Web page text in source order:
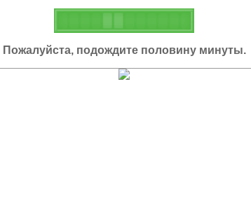
Пожалуйста, подождите половину минуты.